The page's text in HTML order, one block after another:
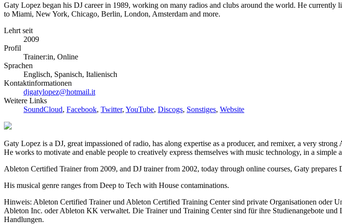
Gaty Lopez began his DJ career in 1989, working on many radios and clubs around the world. He
to Miami, New York, Chicago, Berlin, London, Amsterdam and more.
Lehrt seit
2009
Profil
Trainer:in, Online
Sprachen
Englisch, Spanisch, Italienisch
Kontaktinformationen
djgatylopez@hotmail.it
Weitere Links
SoundCloud, Facebook, Twitter, YouTube, Discogs, Sonstiges, Website
Gaty Lopez is a DJ, great impassioned of radio, has along expertise as a producer, and remixer, a very
He works to motivate and enable people to creatively express themselves with music technology, in a simple
Ableton Certified Trainer from 2009, and DJ trainer from 2002, today through online courses, Gaty
His musical genre ranges from Deep to Tech with House contaminations.
Hinweis: Ableton Certified Trainer und Ableton Certified Training Center sind private Organisationen oder
Ableton Inc. oder Ableton KK verwaltet. Die Trainer und Training Center sind für ihre Studienangebote
Handlungen.